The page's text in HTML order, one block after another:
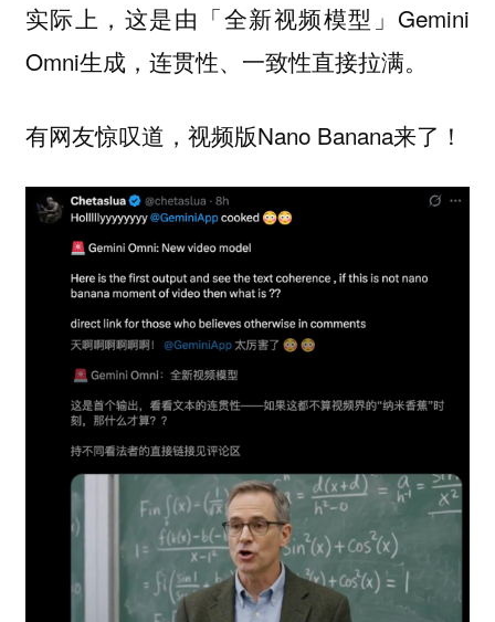
实际上，这是由「全新视频模型」Gemini
Omni生成，连贯性、一致性直接拉满。
有网友惊叹道，视频版Nano Banana来了！